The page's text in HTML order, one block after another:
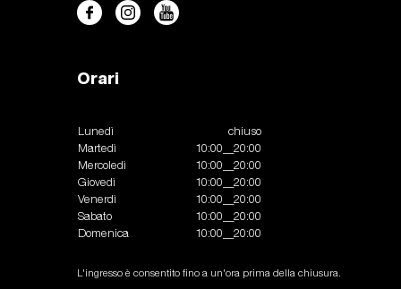
Orari
Lunedì
chiuso
Martedì
10:00__20:00
Mercoledì
10:00__20:00
Giovedì
10:00__20:00
Venerdì
10:00__20:00
Sabato
10:00__20:00
Domenica
10:00__20:00
L'ingresso è consentito fino a un'ora prima della chiusura.